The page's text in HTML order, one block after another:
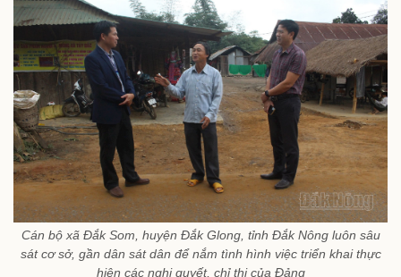
Cán bộ xã Đắk Som, huyện Đắk Glong, tỉnh Đắk Nông luôn sâu
sát cơ sở, gần dân sát dân để nắm tình hình việc triển khai thực
hiện các nghị quyết, chỉ thị của Đảng